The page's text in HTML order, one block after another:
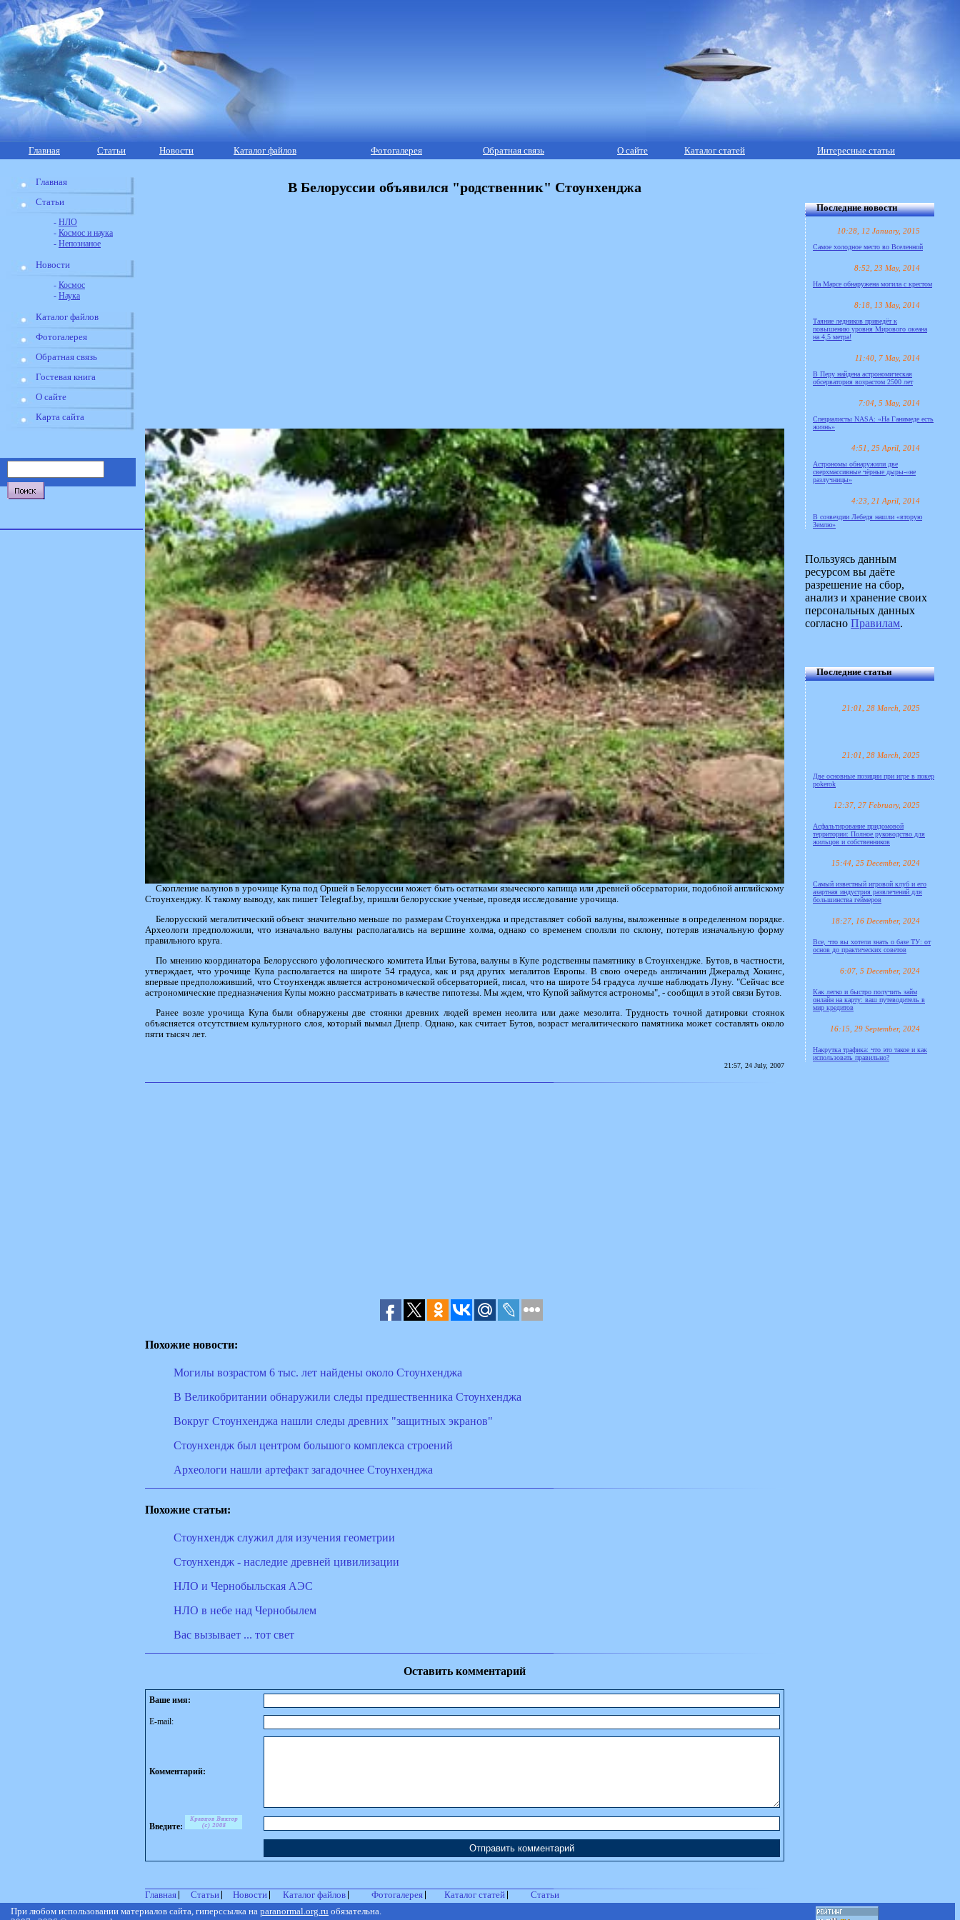
Главная Статьи Новости Каталог файлов Фотогалерея Обратная связь О сайте Каталог статей Интересные статьи
Главная
Статьи
- НЛО
- Космос и наука
- Непознаное
Новости
- Космос
- Наука
Каталог файлов
Фотогалерея
Обратная связь
Гостевая книга
О сайте
Карта сайта
В Белоруссии объявился "родственник" Стоунхенджа
Скопление валунов в урочище Купа под Оршей в Белоруссии может быть остатками языческого капища или древней обсерватории, подобной английскому
Стоунхенджу. К такому выводу, как пишет Telegraf.by, пришли белорусские ученые, проведя исследование урочища.
Белорусский мегалитический объект значительно меньше по размерам Стоунхенджа и представляет собой валуны, выложенные в определенном порядке.
Археологи предположили, что изначально валуны располагались на вершине холма, однако со временем сползли по склону, потеряв изначальную форму
правильного круга.
По мнению координатора Белорусского уфологического комитета Ильи Бутова, валуны в Купе родственны памятнику в Стоунхендже. Бутов, в частности,
утверждает, что урочище Купа располагается на широте 54 градуса, как и ряд других мегалитов Европы. В свою очередь англичанин Джеральд Хокинс,
впервые предположивший, что Стоунхендж является астрономической обсерваторией, писал, что на широте 54 градуса лучше наблюдать Луну. "Сейчас все
астрономические предназначения Купы можно рассматривать в качестве гипотезы. Мы ждем, что Купой займутся астрономы", - сообщил в этой связи Бутов.
Ранее возле урочища Купа были обнаружены две стоянки древних людей времен неолита или даже мезолита. Трудность точной датировки стоянок
объясняется отсутствием культурного слоя, который вымыл Днепр. Однако, как считает Бутов, возраст мегалитического памятника может составлять около
пяти тысяч лет.
21:57, 24 July, 2007
Похожие новости:
Могилы возрастом 6 тыс. лет найдены около Стоунхенджа
В Великобритании обнаружили следы предшественника Стоунхенджа
Вокруг Стоунхенджа нашли следы древних "защитных экранов"
Стоунхендж был центром большого комплекса строений
Археологи нашли артефакт загадочнее Стоунхенджа
Похожие статьи:
Стоунхендж служил для изучения геометрии
Стоунхендж - наследие древней цивилизации
НЛО и Чернобыльская АЭС
НЛО в небе над Чернобылем
Вас вызывает ... тот свет
Оставить комментарий
Ваше имя:
E-mail:
Комментарий:
Введите:
Главная Статьи Новости Каталог файлов Фотогалерея Каталог статей Статьи
Последние новости
10:28, 12 January, 2015
Самое холодное место во Вселенной
8:52, 23 May, 2014
На Марсе обнаружена могила с крестом
8:18, 13 May, 2014
Таяние ледников приведёт к
повышению уровня Мирового океана
на 4,5 метра!
11:40, 7 May, 2014
В Перу найдена астрономическая
обсерватория возрастом 2500 лет
7:04, 5 May, 2014
Специалисты NASA: «На Ганимеде есть
жизнь»
4:51, 25 April, 2014
Астрономы обнаружили две
сверхмассивные чёрные дыры-«не
разлучницы»
4:23, 21 April, 2014
В созвездии Лебедя нашли «вторую
Землю»
Пользуясь данным
ресурсом вы даёте
разрешение на сбор,
анализ и хранение своих
персональных данных
согласно Правилам.
Последние статьи
21:01, 28 March, 2025
21:01, 28 March, 2025
Две основные позиции при игре в покер
pokerok
12:37, 27 February, 2025
Асфальтирование придомовой
территории: Полное руководство для
жильцов и собственников
15:44, 25 December, 2024
Самый известный игровой клуб и его
азартная индустрия развлечений для
большинства геймеров
18:27, 16 December, 2024
Все, что вы хотели знать о базе ТУ: от
основ до практических советов
6:07, 5 December, 2024
Как легко и быстро получить займ
онлайн на карту: ваш путеводитель в
мир кредитов
16:15, 29 September, 2024
Накрутка трафика: что это такое и как
использовать правильно?
При любом использовании материалов сайта, гиперссылка на paranormal.org.ru обязательна.